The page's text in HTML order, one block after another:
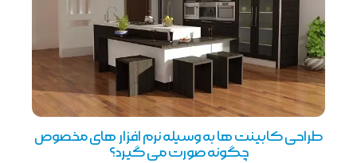
طراحی کابینت ها به وسیله نرم افزار های مخصوص
چگونه صورت می گیرد؟